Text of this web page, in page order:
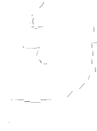
ノ i 才つ i. |.
, i {i う ‘, ゝ
.{ i ’, ) ヽ ﾆV.
”ｰ”´ i ‘,
＼ i| ヽ ’,
､＿_,, i￣ 人
/ i ＞‐- ≧t–‐”’
ヽ,, i ∠フ . . .
i ∠フ |. . . . . .
/ .∠フ::j. . . .
／ ∠フ
／
｀¨””ー-
.